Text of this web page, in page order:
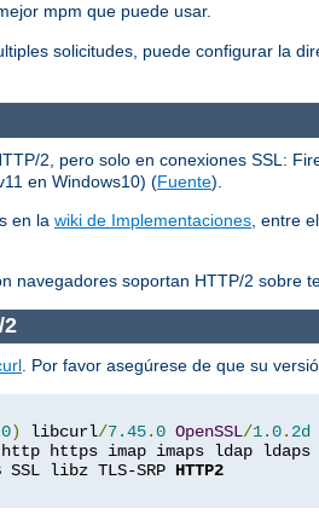
mpm que puede usar.
solicitudes, puede configurar la
2, pero solo en conexiones SSL:
en Windows10) (Fuente).
en la wiki de Implementaciones , entre
navegadores soportan HTTP/2 sobre
. Por favor asegúrese de que su
) libcurl/7.45.0 OpenSSL/1.0. 2d
https imap imaps ldap ldaps
SSL libz TLS-SRP HTTP2